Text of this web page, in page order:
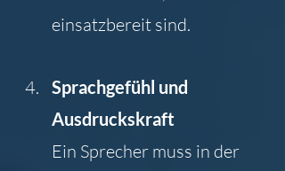
einsatzbereit sind.
Sprachgefühl und
Ausdruckskraft
Ein Sprecher muss in der